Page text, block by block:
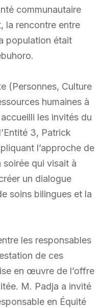
communautaire
la rencontre entre
population était
(Personnes, Culture
humaines à
les invités du
3, Patrick
l’approche de
qui visait à
un dialogue
soins bilingues et la
les responsables
de ces
en œuvre de l’offre
M. Padja a invité
en Équité